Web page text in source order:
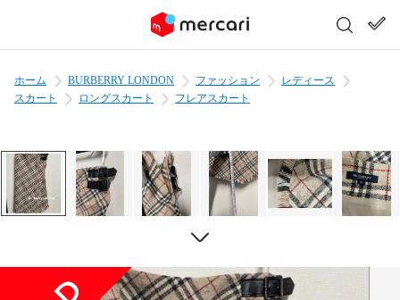
ホーム BURBERRY LONDON ファッション
レディース
スカート
ロングスカート フレアスカート